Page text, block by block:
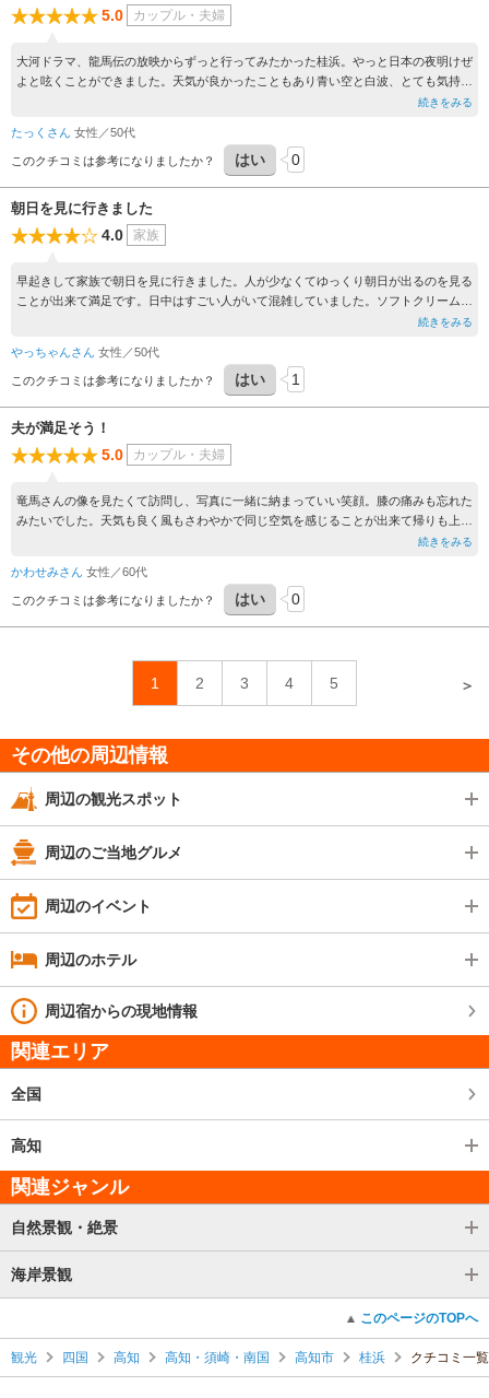
5.0 カップル・夫婦
大河ドラマ、龍馬伝の放映からずっと行ってみたかった桂浜。やっと日本の夜明けぜ
よと呟くことができました。天気が良かったこともあり青い空と白波、とても気持ち
続きをみる
たっくさん 女性／50代
このクチコミは参考になりましたか？ はい 0
朝日を見に行きました
4.0 家族
早起きして家族で朝日を見に行きました。人が少なくてゆっくり朝日が出るのを見る
ことが出来て満足です。日中はすごい人がいて混雑していました。ソフトクリームや
ハンバーガー、ポテトをみんなで食べたり海を背景に家族写真を撮ったりと思い出が
続きをみる
やっちゃんさん 女性／50代
このクチコミは参考になりましたか？ はい 1
夫が満足そう！
5.0 カップル・夫婦
竜馬さんの像を見たくて訪問し、写真に一緒に納まっていい笑顔。膝の痛みも忘れた
みたいでした。天気も良く風もさわやかで同じ空気を感じることが出来て帰りも上機
続きをみる
かわせみさん 女性／60代
このクチコミは参考になりましたか？ はい 0
1 2 3 4 5 ＞
その他の周辺情報
周辺の観光スポット
周辺のご当地グルメ
周辺のイベント
周辺のホテル
周辺宿からの現地情報
関連エリア
全国
高知
関連ジャンル
自然景観・絶景
海岸景観
このページのTOPへ
観光 四国 高知 高知・須崎・南国 高知市 桂浜 クチコミ一覧